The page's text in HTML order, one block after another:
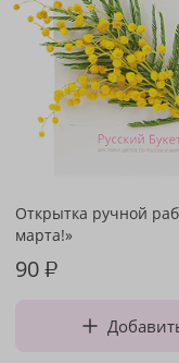
Открытка ручной
марта!»
90₽